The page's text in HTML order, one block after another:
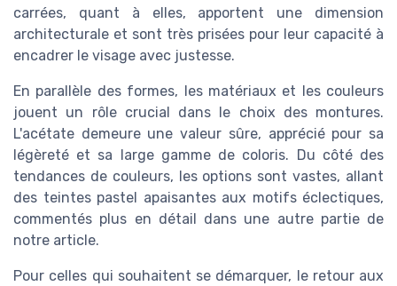
carrées, quant à elles, apportent une dimension
architecturale et sont très prisées pour leur capacité à
encadrer le visage avec justesse.
En parallèle des formes, les matériaux et les couleurs
jouent un rôle crucial dans le choix des montures.
L'acétate demeure une valeur sûre, apprécié pour sa
légèreté et sa large gamme de coloris. Du côté des
tendances de couleurs, les options sont vastes, allant
des teintes pastel apaisantes aux motifs éclectiques,
commentés plus en détail dans une autre partie de
notre article.
Pour celles qui souhaitent se démarquer, le retour aux